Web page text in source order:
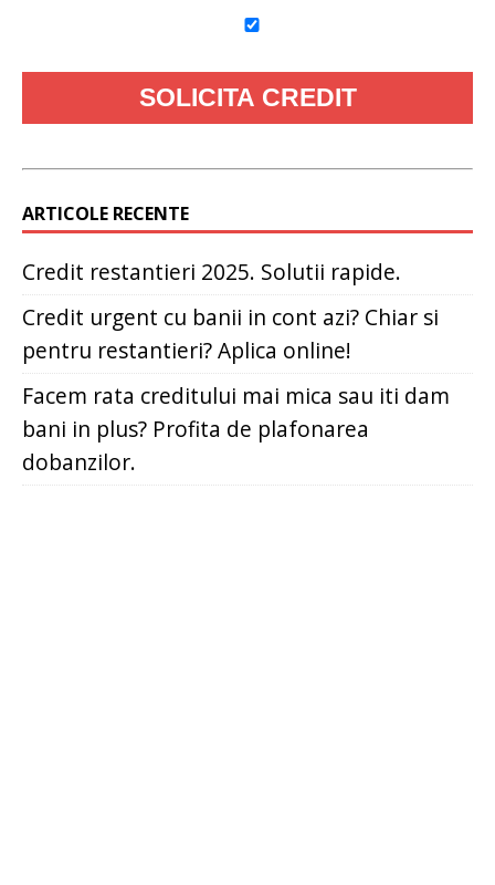
ARTICOLE RECENTE
Credit restantieri 2025. Solutii rapide.
Credit urgent cu banii in cont azi? Chiar si
pentru restantieri? Aplica online!
Facem rata creditului mai mica sau iti dam
bani in plus? Profita de plafonarea
dobanzilor.